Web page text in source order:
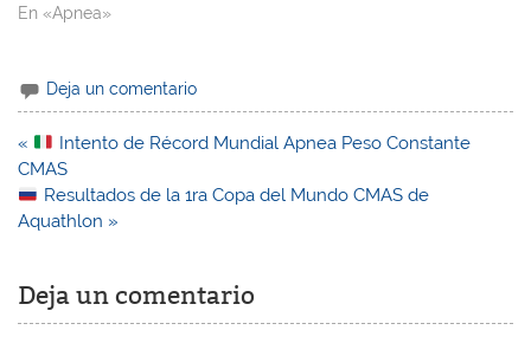
En «Apnea»
Deja un comentario
Navegación
de
entradas
«
Intento de Récord Mundial Apnea Peso Constante
CMAS
Resultados de la 1ra Copa del Mundo CMAS de
Aquathlon »
Deja un comentario